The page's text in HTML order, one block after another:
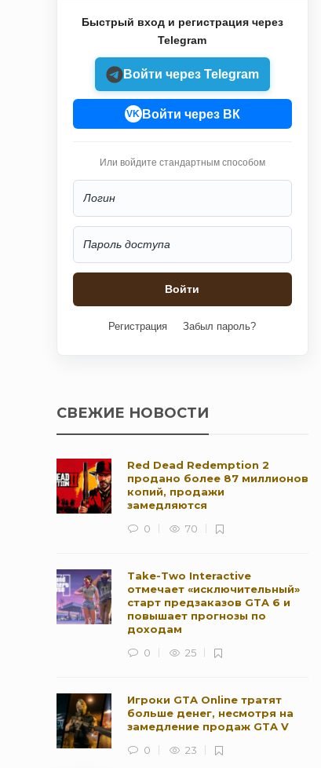
Быстрый вход и регистрация через
Telegram
Войти через Telegram
VK Войти через ВК
Или войдите стандартным способом
Регистрация Забыл пароль?
СВЕЖИЕ НОВОСТИ
Red Dead Redemption 2
продано более 87 миллионов
копий, продажи
замедляются
0
70
Take-Two Interactive
отмечает «исключительный»
старт предзаказов GTA 6 и
повышает прогнозы по
доходам
0
25
Игроки GTA Online тратят
больше денег, несмотря на
замедление продаж GTA V
0
23